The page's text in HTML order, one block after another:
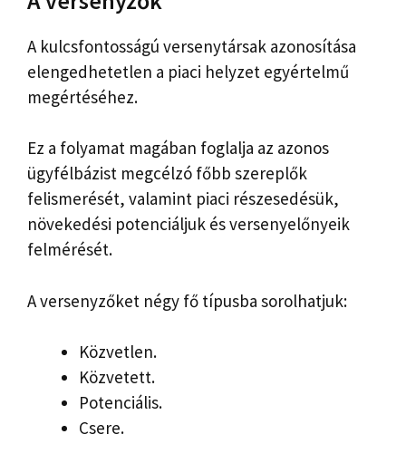
A kulcsfontosságú versenytársak azonosítása
elengedhetetlen a piaci helyzet egyértelmű
megértéséhez.
Ez a folyamat magában foglalja az azonos
ügyfélbázist megcélzó főbb szereplők
felismerését, valamint piaci részesedésük,
növekedési potenciáljuk és versenyelőnyeik
felmérését.
A versenyzőket négy fő típusba sorolhatjuk:
Közvetlen.
Közvetett.
Potenciális.
Csere.